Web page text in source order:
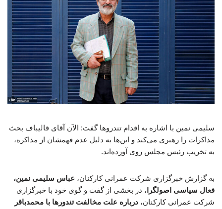
سلیمی نمین با اشاره به اقدام تندروها گفت: الآن آقای قالیباف بحث
مذاکرات را رهبری می‌کند و این‌ها به دلیل عدم فهمشان از مذاکره،
به تخریب رئیس مجلس روی آورده‌اند.
به گزارش خبرگزاری شرکت عمرانی کارکنان، عباس سلیمی نمین،
فعال سیاسی اصولگرا ، در بخشی از گفت و گوی خود با خبرگزاری
شرکت عمرانی کارکنان، درباره علت مخالفت تندورها با محمدباقر